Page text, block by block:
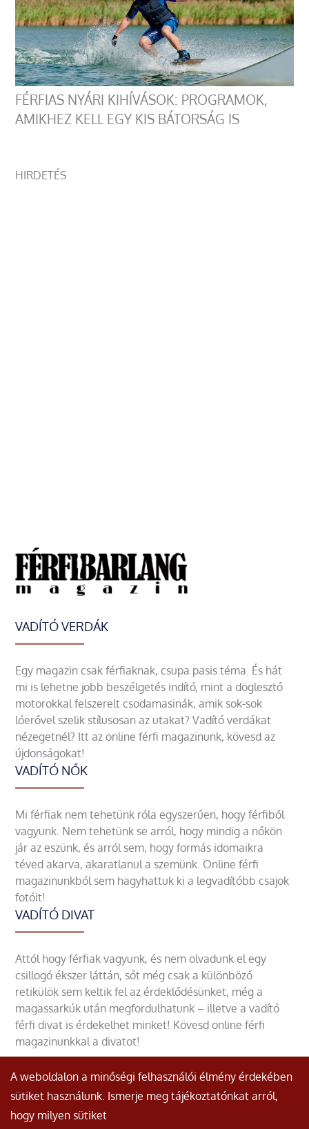
FÉRFIAS NYÁRI KIHÍVÁSOK: PROGRAMOK,
AMIKHEZ KELL EGY KIS BÁTORSÁG IS
HIRDETÉS
VADÍTÓ VERDÁK
Egy magazin csak férfiaknak, csupa pasis téma. És hát
mi is lehetne jobb beszélgetés indító, mint a döglesztő
motorokkal felszerelt csodamasinák, amik sok-sok
lóerővel szelik stílusosan az utakat? Vadító verdákat
nézegetnél? Itt az online férfi magazinunk, kövesd az
újdonságokat!
VADÍTÓ NŐK
Mi férfiak nem tehetünk róla egyszerűen, hogy férfiből
vagyunk. Nem tehetünk se arról, hogy mindig a nőkön
jár az eszünk, és arról sem, hogy formás idomaikra
téved akarva, akaratlanul a szemünk. Online férfi
magazinunkból sem hagyhattuk ki a legvadítóbb csajok
fotóit!
VADÍTÓ DIVAT
Attól hogy férfiak vagyunk, és nem olvadunk el egy
csillogó ékszer láttán, sőt még csak a különböző
retikülök sem keltik fel az érdeklődésünket, még a
magassarkúk után megfordulhatunk – illetve a vadító
férfi divat is érdekelhet minket! Kövesd online férfi
magazinunkkal a divatot!
© Minden jog fenntartva.
A weboldalon a minőségi felhasználói élmény érdekében
sütiket használunk. Ismerje meg tájékoztatónkat arról,
hogy milyen sütiket